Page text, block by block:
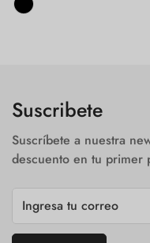
Suscribete
Suscríbete a nuestra
descuento en tu primer